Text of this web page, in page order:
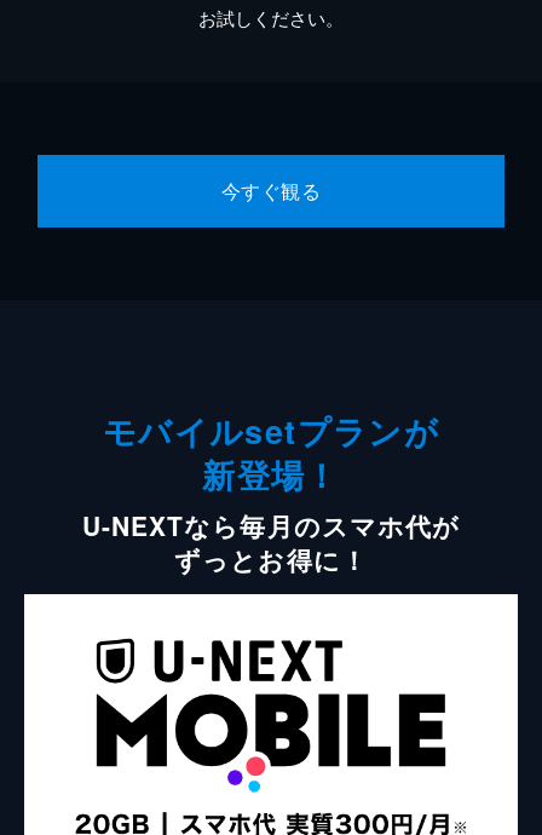
お試しください。
今すぐ観る
モバイルsetプランが
新登場！
U-NEXTなら毎月のスマホ代が
ずっとお得に！